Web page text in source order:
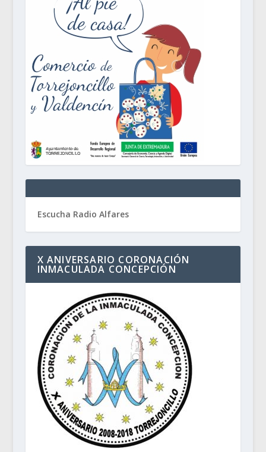
Escucha Radio Alfares
X ANIVERSARIO CORONACIÓN
INMACULADA CONCEPCIÓN